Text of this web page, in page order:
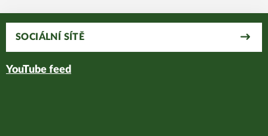
SOCIÁLNÍ SÍTĚ
YouTube feed